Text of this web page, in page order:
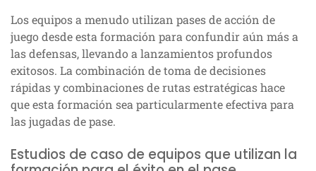
Los equipos a menudo utilizan pases de acción de
juego desde esta formación para confundir aún más a
las defensas, llevando a lanzamientos profundos
exitosos. La combinación de toma de decisiones
rápidas y combinaciones de rutas estratégicas hace
que esta formación sea particularmente efectiva para
las jugadas de pase.
Estudios de caso de equipos que utilizan la